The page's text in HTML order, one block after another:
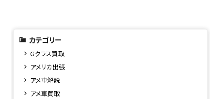
カテゴリー
Gクラス買取
アメリカ出張
アメ車解説
アメ車買取